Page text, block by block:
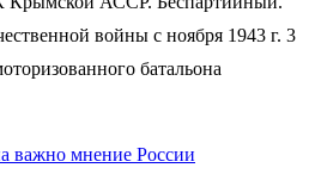
войны с ноября 1943 г. 3
батальона